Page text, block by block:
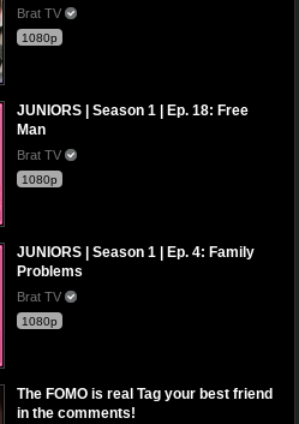
Brat TV
1080p
JUNIORS | Season 1 | Ep. 18: Free
Man
Brat TV
1080p
JUNIORS | Season 1 | Ep. 4: Family
Problems
Brat TV
1080p
The FOMO is real Tag your best friend
in the comments!